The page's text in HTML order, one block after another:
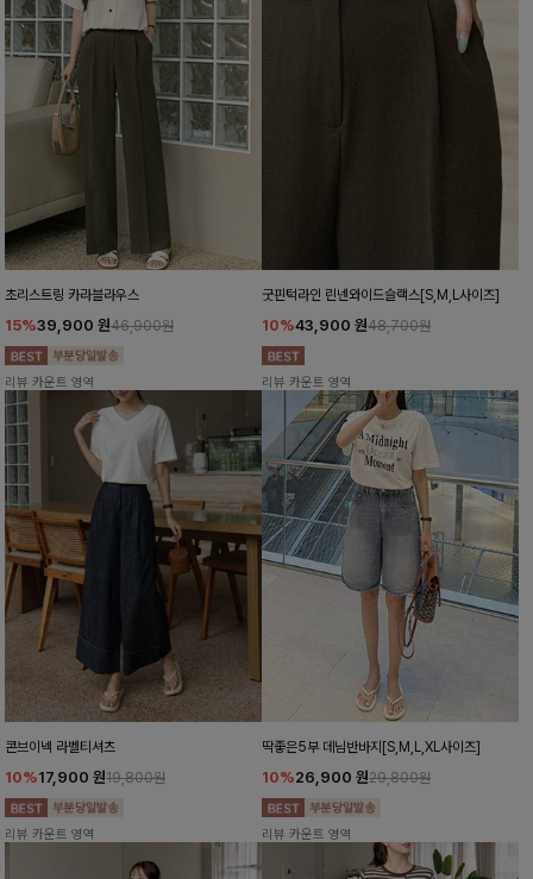
초리스트링 카라블라우스
15%39,900 원46,900원
리뷰 카운트 영역
굿핀턱라인 린넨와이드슬랙스[S,M,L사이즈]
10%43,900 원48,700원
리뷰 카운트 영역
콘브이넥 라벨티셔츠
10%17,900 원19,800원
리뷰 카운트 영역
딱좋은5부 데님반바지[S,M,L,XL사이즈]
10%26,900 원29,800원
리뷰 카운트 영역